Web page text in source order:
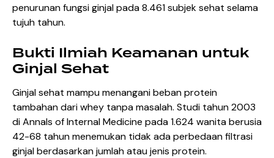
penurunan fungsi ginjal pada 8.461 subjek sehat selama
tujuh tahun.
Bukti Ilmiah Keamanan untuk
Ginjal Sehat
Ginjal sehat mampu menangani beban protein
tambahan dari whey tanpa masalah. Studi tahun 2003
di Annals of Internal Medicine pada 1.624 wanita berusia
42-68 tahun menemukan tidak ada perbedaan filtrasi
ginjal berdasarkan jumlah atau jenis protein.